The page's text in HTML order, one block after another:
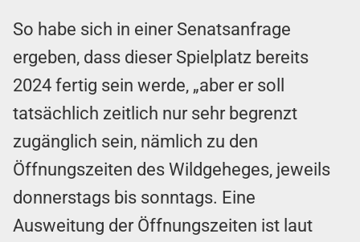
So habe sich in einer Senatsanfrage
ergeben, dass dieser Spielplatz bereits
2024 fertig sein werde, „aber er soll
tatsächlich zeitlich nur sehr begrenzt
zugänglich sein, nämlich zu den
Öffnungszeiten des Wildgeheges, jeweils
donnerstags bis sonntags. Eine
Ausweitung der Öffnungszeiten ist laut